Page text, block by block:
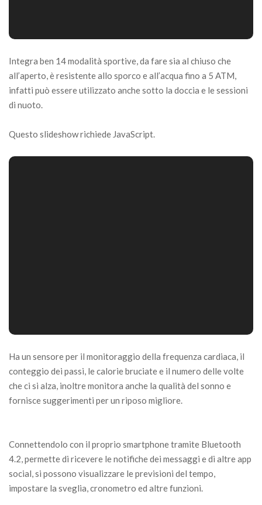
Integra ben 14 modalità sportive, da fare sia al chiuso che
all’aperto, è resistente allo sporco e all’acqua fino a 5 ATM,
infatti può essere utilizzato anche sotto la doccia e le sessioni
di nuoto.
Questo slideshow richiede JavaScript.
Ha un sensore per il monitoraggio della frequenza cardiaca, il
conteggio dei passi, le calorie bruciate e il numero delle volte
che ci si alza, inoltre monitora anche la qualità del sonno e
fornisce suggerimenti per un riposo migliore.
Connettendolo con il proprio smartphone tramite Bluetooth
4.2, permette di ricevere le notifiche dei messaggi e di altre app
social, si possono visualizzare le previsioni del tempo,
impostare la sveglia, cronometro ed altre funzioni.